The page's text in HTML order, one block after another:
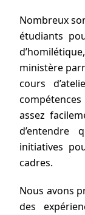
Nombreux
étudiants
ministère
cours
assez
d’entendre
initiatives
cadres.
Nous avons
des